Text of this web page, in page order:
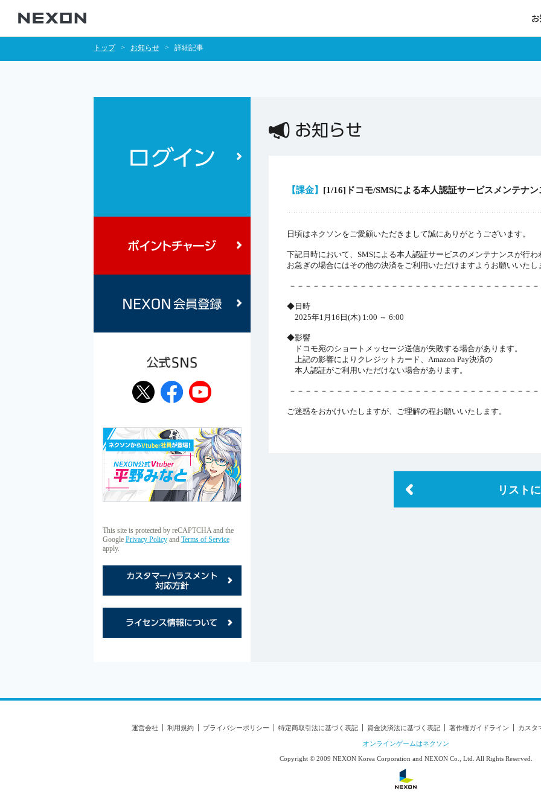
トップ お知らせ 詳細記事
This site is protected by reCAPTCHA and the
Google Privacy Policyand Terms of Service
apply.
【課金】 [1/16]ドコモ/SMSによる本人認証サービスメンテナ
日頃はネクソンをご愛顧いただきまして誠にありがとうございます。
下記日時において、SMSによる本人認証サービスのメンテナンスが行わ
お急ぎの場合にはその他の決済をご利用いただけますようお願いいたし
－－－－－－－－－－－－－－－－－－－－－－－－－－－－－－－
◆日時
2025年1月16日(木) 1:00 ～ 6:00
◆影響
ドコモ宛のショートメッセージ送信が失敗する場合があります。
上記の影響によりクレジットカード、Amazon Pay決済の
本人認証がご利用いただけない場合があります。
－－－－－－－－－－－－－－－－－－－－－－－－－－－－－－－－
ご迷惑をおかけいたしますが、ご理解の程お願いいたします。
リスト
運営会社 利用規約 プライバシーポリシー 特定商取引法に基づく表記 資金決済法に基づく表記 著作権ガイドライン カスタ
オンラインゲームはネクソン
Copyright © 2009 NEXON Korea Corporation and NEXON Co., Ltd. All Rights Reserved.